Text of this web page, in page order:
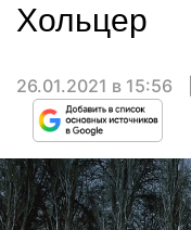
Хольцер
26.01.2021 в 15:56